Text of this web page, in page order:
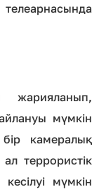
мүмкін
камералық
террористік
мүмкін